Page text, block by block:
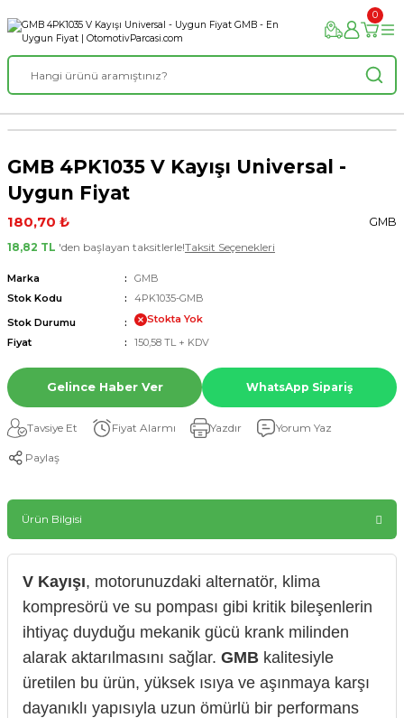
0
GMB 4PK1035 V Kayışı Universal -
Uygun Fiyat
180,70 ₺
GMB
18,82 TL 'den başlayan taksitlerle!Taksit Seçenekleri
Marka
GMB
Stok Kodu
4PK1035-GMB
Stok Durumu
Stokta Yok
Fiyat
150,58 TL + KDV
Gelince Haber Ver WhatsApp Sipariş
Tavsiye Et Fiyat Alarmı Yazdır Yorum Yaz
Paylaş
Ürün Bilgisi
V Kayışı, motorunuzdaki alternatör, klima
kompresörü ve su pompası gibi kritik bileşenlerin
ihtiyaç duyduğu mekanik gücü krank milinden
alarak aktarılmasını sağlar. GMB kalitesiyle
üretilen bu ürün, yüksek ısıya ve aşınmaya karşı
dayanıklı yapısıyla uzun ömürlü bir performans